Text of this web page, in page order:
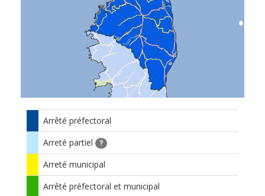
Arrêté préfectoral
Arreté partiel
?
Arreté municipal
Arrêté préfectoral et municipal